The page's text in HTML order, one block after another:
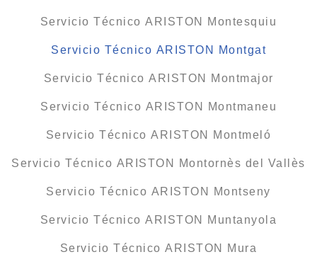
Servicio Técnico ARISTON Montesquiu
Servicio Técnico ARISTON Montgat
Servicio Técnico ARISTON Montmajor
Servicio Técnico ARISTON Montmaneu
Servicio Técnico ARISTON Montmeló
Servicio Técnico ARISTON Montornès del Vallès
Servicio Técnico ARISTON Montseny
Servicio Técnico ARISTON Muntanyola
Servicio Técnico ARISTON Mura